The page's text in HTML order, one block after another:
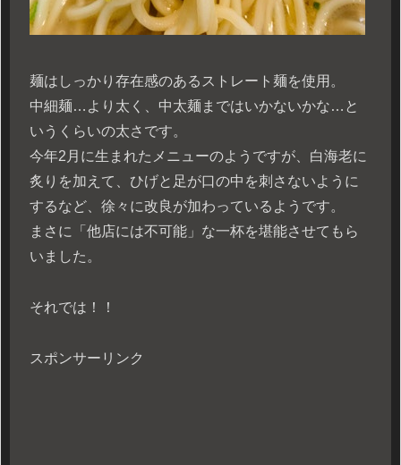
麺はしっかり存在感のあるストレート麺を使用。
中細麺…より太く、中太麺まではいかないかな…と
いうくらいの太さです。
今年2月に生まれたメニューのようですが、白海老に
炙りを加えて、ひげと足が口の中を刺さないように
するなど、徐々に改良が加わっているようです。
まさに「他店には不可能」な一杯を堪能させてもら
いました。
それでは！！
スポンサーリンク